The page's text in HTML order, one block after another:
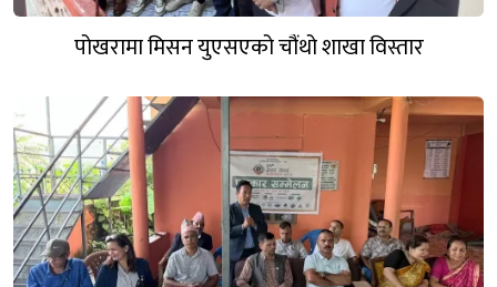
पोखरामा मिसन युएसएको चौंथो शाखा विस्तार